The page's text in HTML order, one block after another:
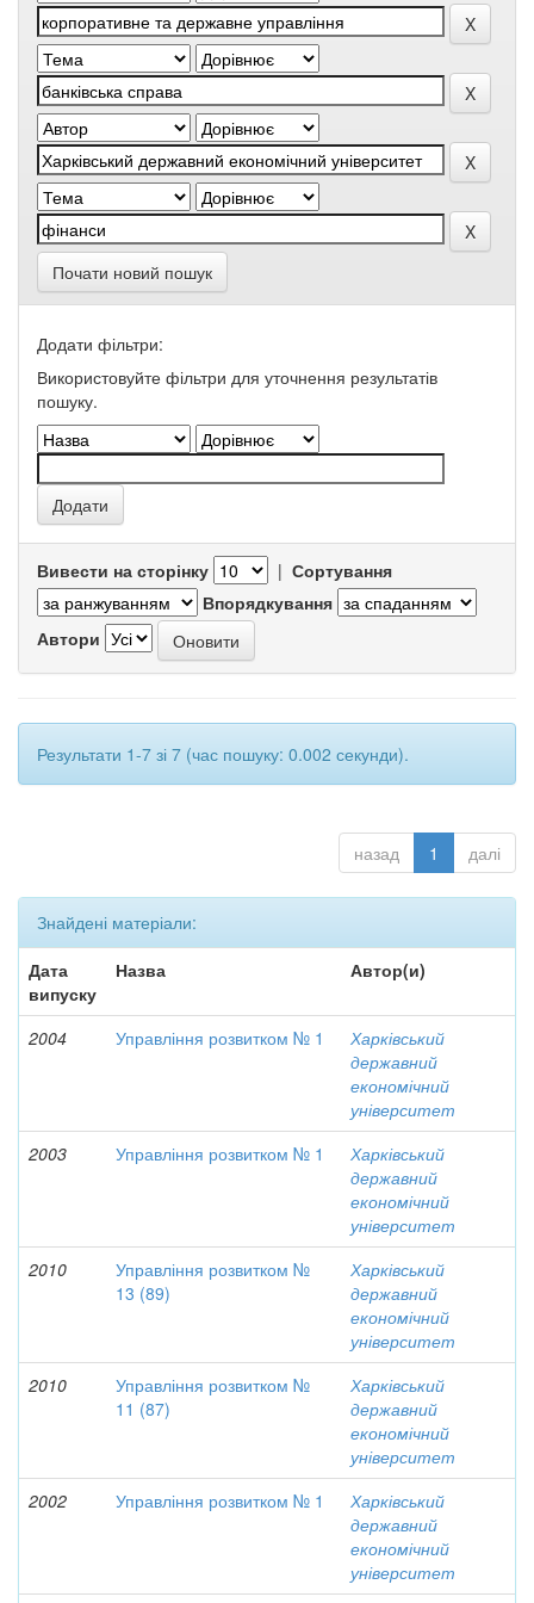
Почати новий пошук
Додати фільтри:
Використовуйте фільтри для уточнення результатів
пошуку.
Вивести на сторінку | Сортування
Впорядкування
Автори
Результати 1-7 зі 7 (час пошуку: 0.002 секунди).
назад 1 далі
Знайдені матеріали:
Дата
випуску
Назва Автор(и)
2004 Управління розвитком № 1
Харківський
державний
економічний
університет
2003
Управління розвитком № 1
Харківський
державний
економічний
університет
2010
Управління розвитком №
13 (89)
Харківський
державний
економічний
університет
2010
Управління розвитком №
11 (87)
Харківський
державний
економічний
університет
2002
Управління розвитком № 1
Харківський
державний
економічний
університет